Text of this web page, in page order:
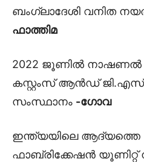
ബംഗ്ലാദേശി വനിത
ഫാത്തിമ
2022 ജൂണിൽ
കസ്റ്റംസ് ആൻഡ്
സംസ്ഥാനം -ഗോവ
ഇന്ത്യയിലെ ആദ്യത്തെ
ഫാബ്രിക്കേഷൻ യൂണിറ്റ്